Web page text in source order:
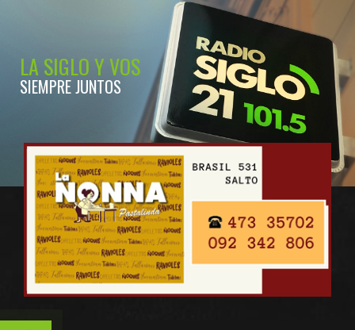
LA SIGLO Y VOS
SIEMPRE JUNTOS